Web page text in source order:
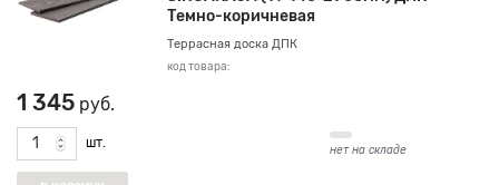
Темно-коричневая
Террасная доска ДПК
код товара:
1 345 руб.
шт. нет на складе